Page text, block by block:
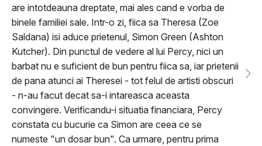
are intotdeauna dreptate, mai ales cand e vorba de
binele familiei sale. Intr-o zi, fiica sa Theresa (Zoe
Saldana) isi aduce prietenul, Simon Green (Ashton
Kutcher). Din punctul de vedere al lui Percy, nici un
barbat nu e suficient de bun pentru fiica sa, iar prietenii
de pana atunci ai Theresei - tot felul de artisti obscuri
- n-au facut decat sa-i intareasca aceasta
convingere. Verificandu-i situatia financiara, Percy
constata cu bucurie ca Simon are ceea ce se
numeste "un dosar bun". Ca urmare, pentru prima